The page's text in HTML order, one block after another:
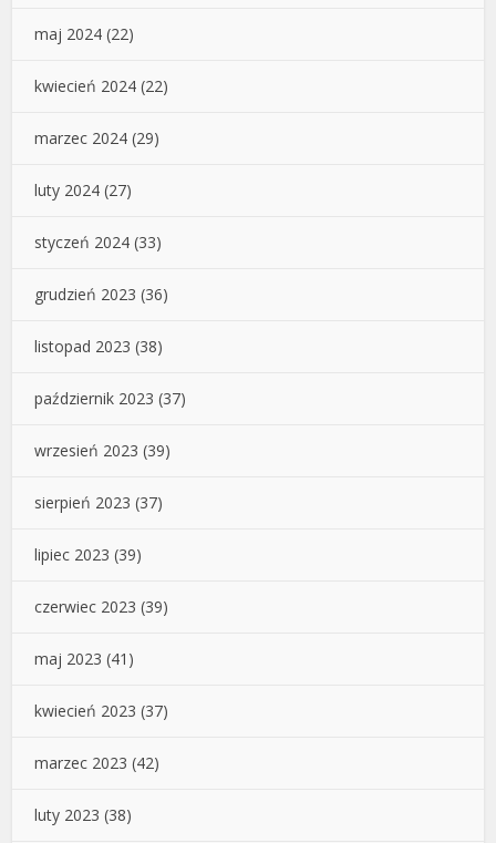
maj 2024 (22)
kwiecień 2024 (22)
marzec 2024 (29)
luty 2024 (27)
styczeń 2024 (33)
grudzień 2023 (36)
listopad 2023 (38)
październik 2023 (37)
wrzesień 2023 (39)
sierpień 2023 (37)
lipiec 2023 (39)
czerwiec 2023 (39)
maj 2023 (41)
kwiecień 2023 (37)
marzec 2023 (42)
luty 2023 (38)